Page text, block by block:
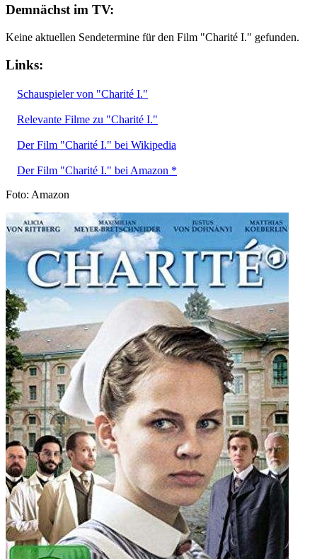
Demnächst im TV:
Keine aktuellen Sendetermine für den Film "Charité I." gefunden.
Links:
Schauspieler von "Charité I."
Relevante Filme zu "Charité I."
Der Film "Charité I." bei Wikipedia
Der Film "Charité I." bei Amazon *
Foto: Amazon